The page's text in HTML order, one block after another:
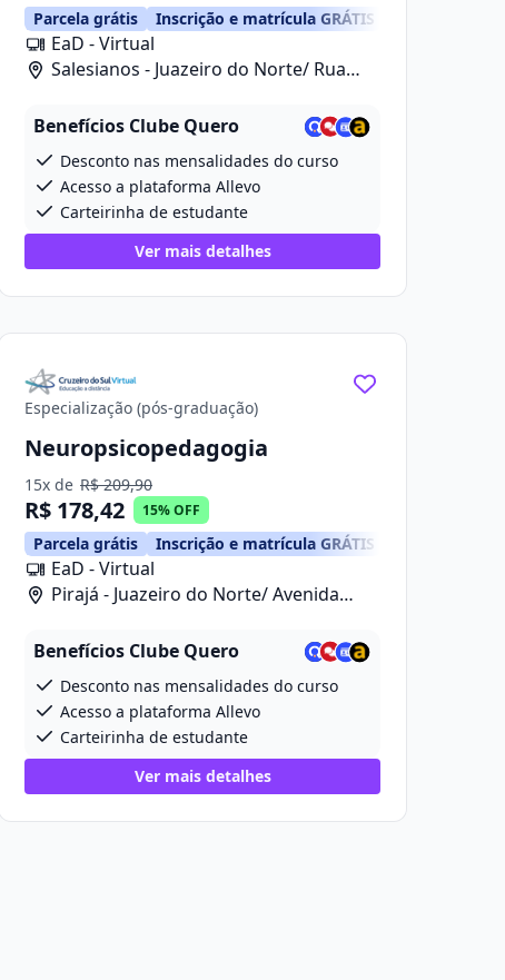
Parcela grátis Inscrição e matrícula GRÁTIS
EaD - Virtual
Salesianos - Juazeiro do Norte/ Rua
Benefícios Clube Quero
Desconto nas mensalidades do curso
Acesso a plataforma Allevo
Carteirinha de estudante
Ver mais detalhes
Especialização (pós-graduação)
Neuropsicopedagogia
15x de R$ 209,90
R$ 178,42 15% OFF
Parcela grátis Inscrição e matrícula GRÁTIS
EaD - Virtual
Pirajá - Juazeiro do Norte/ Avenida
Benefícios Clube Quero
Desconto nas mensalidades do curso
Acesso a plataforma Allevo
Carteirinha de estudante
Ver mais detalhes